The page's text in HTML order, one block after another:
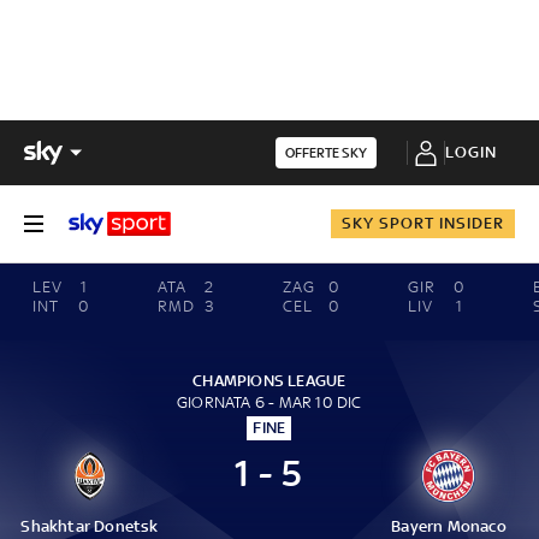
OFFERTE SKY LOGIN
SKY SPORT INSIDER
LEV
1
INT
0
ATA
2
RMD 3
ZAG
0
CEL
0
GIR
0
LIV
1
CHAMPIONS LEAGUE
GIORNATA 6 - MAR 10 DIC
FINE
Shakhtar Donetsk
1 - 5
Bayern Monaco